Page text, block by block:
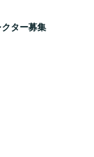
クター募集